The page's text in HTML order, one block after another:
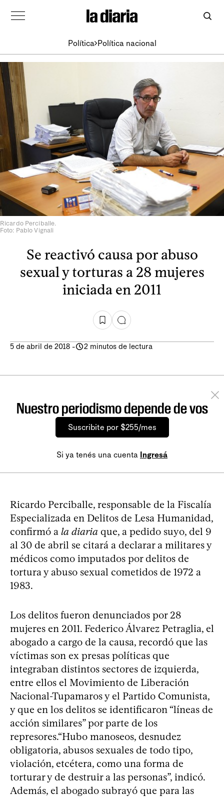
Política Política nacional
Ricardo Perciballe.
Foto: Pablo Vignali
Se reactivó causa por abuso
sexual y torturas a 28 mujeres
iniciada en 2011
5 de abril de 2018 - 2 minutos de lectura
Nuestro periodismo depende de vos
Suscribite por $255/mes
Si ya tenés una cuenta Ingresá
Ricardo Perciballe, responsable de la Fiscalía
Especializada en Delitos de Lesa Humanidad,
confirmó a la diaria que, a pedido suyo, del 9
al 30 de abril se citará a declarar a militares y
médicos como imputados por delitos de
tortura y abuso sexual cometidos de 1972 a
1983.
Los delitos fueron denunciados por 28
mujeres en 2011. Federico Álvarez Petraglia, el
abogado a cargo de la causa, recordó que las
víctimas son ex presas políticas que
integraban distintos sectores de izquierda,
entre ellos el Movimiento de Liberación
Nacional-Tupamaros y el Partido Comunista,
y que en los delitos se identificaron “líneas de
acción similares” por parte de los
represores.“Hubo manoseos, desnudez
obligatoria, abusos sexuales de todo tipo,
violación, etcétera, como una forma de
torturar y de destruir a las personas”, indicó.
Además, el abogado subrayó que para las